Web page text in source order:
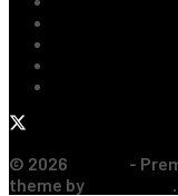
© 2026
-
theme by
.